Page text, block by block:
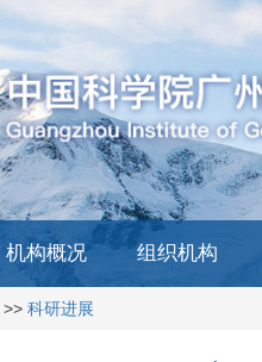
机构概况 组织机构
>> 科研进展